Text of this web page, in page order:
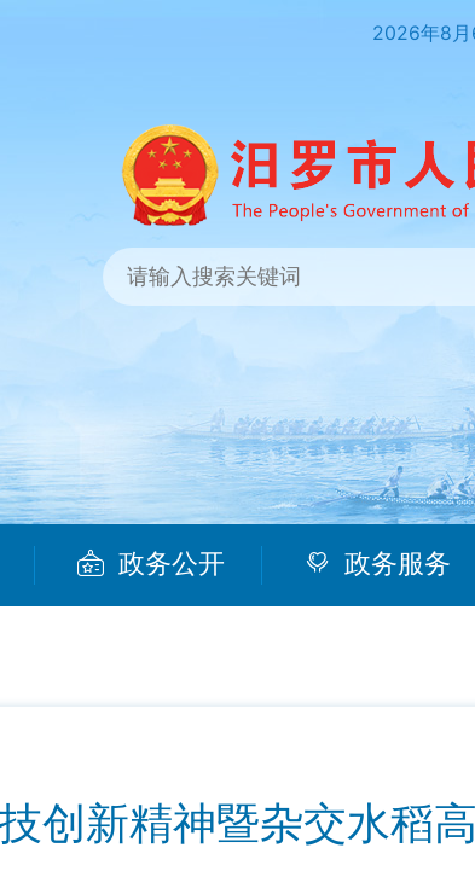
2026年8月
政务公开 政务服务
创新精神暨杂交水稻